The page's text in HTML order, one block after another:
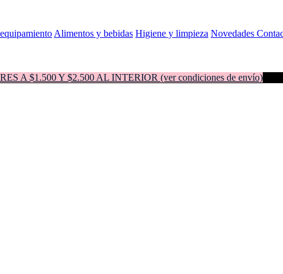
Alimentos y bebidas Higiene y limpieza Novedades
A $1.500 Y $2.500 AL INTERIOR (ver condiciones de envío)